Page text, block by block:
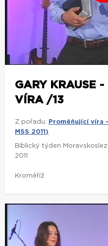
GARY KRAUSE -
VÍRA /13
Z pořadu:
Proměňující víra
MSS 2011)
Biblický týden
2011
Kroměříž